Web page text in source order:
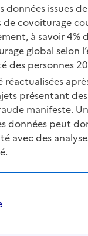
données issues
de covoiturage
à savoir 4%
global selon
des personnes
réactualisées
présentant
manifeste.
données peut
avec des